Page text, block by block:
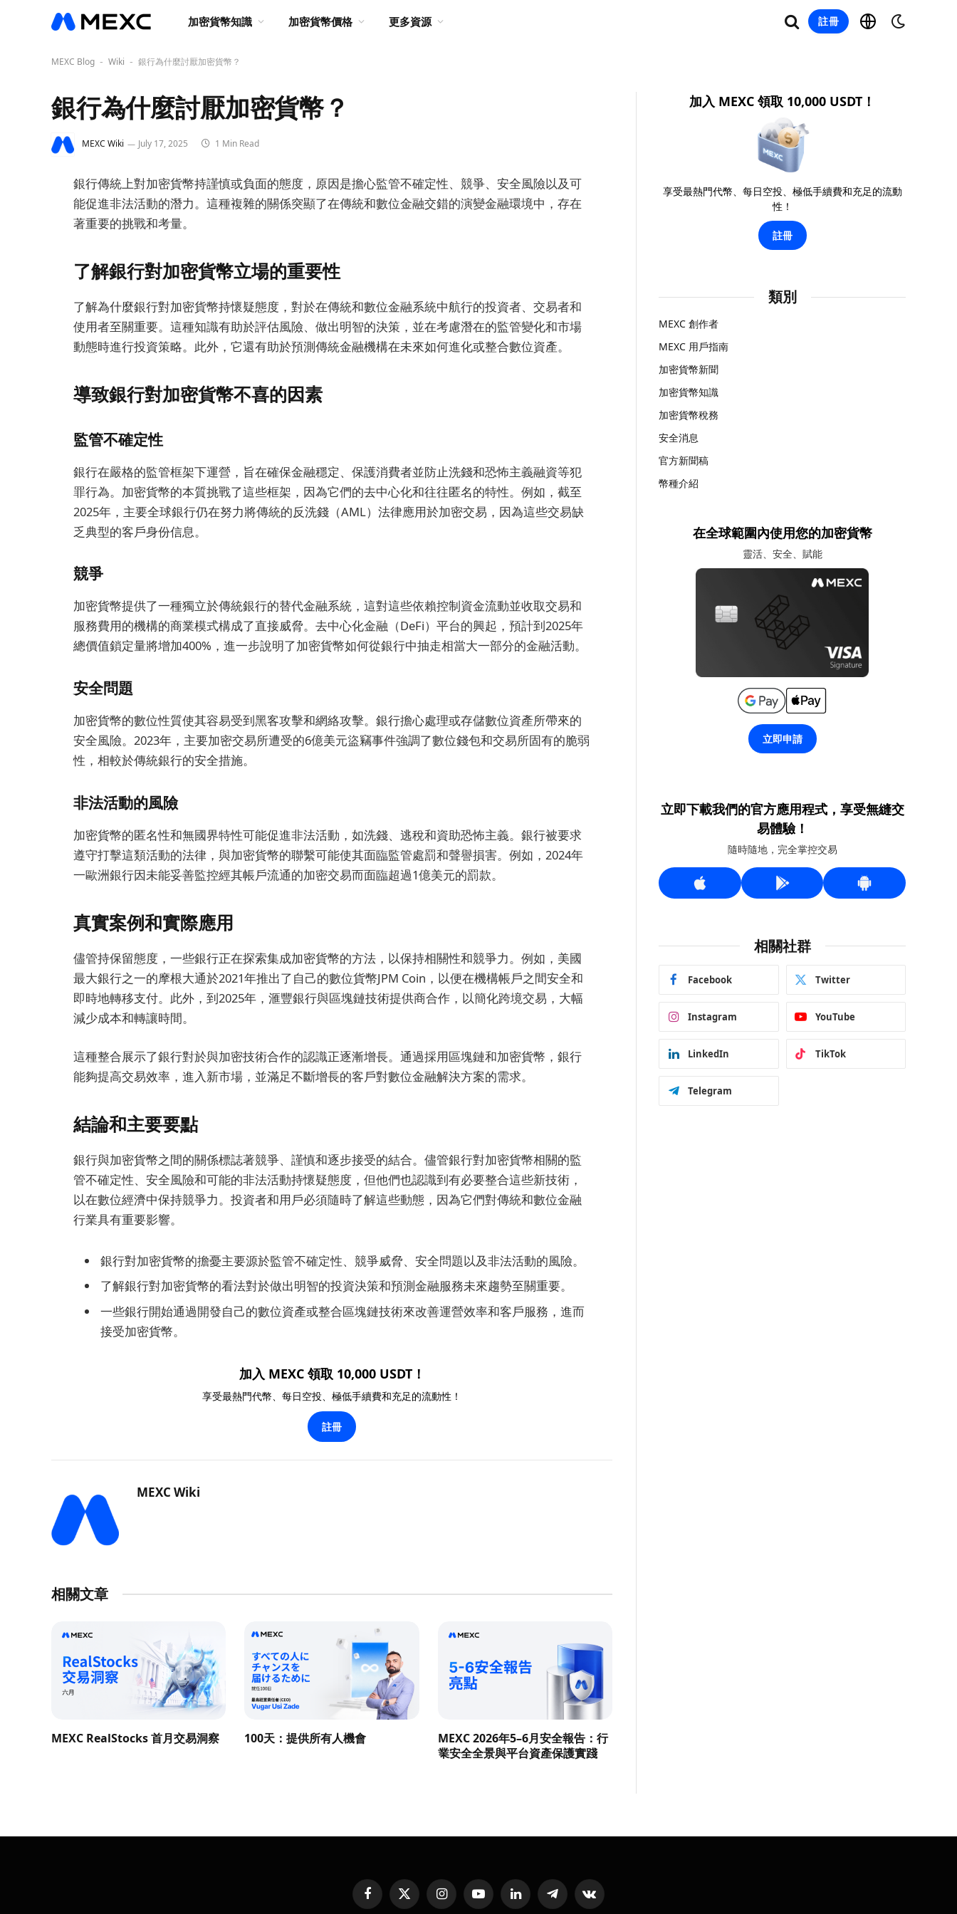
加密貨幣知識 加密貨幣價格 更多資源 註冊
MEXC Blog - Wiki - 銀行為什麼討厭加密貨幣？
銀行為什麼討厭加密貨幣？
MEXC Wiki July 17, 2025 1 Min Read
銀行傳統上對加密貨幣持謹慎或負面的態度，原因是擔心監管不確定性、競爭、安全風險以及可
能促進非法活動的潛力。這種複雜的關係突顯了在傳統和數位金融交錯的演變金融環境中，存在
著重要的挑戰和考量。
了解銀行對加密貨幣立場的重要性
了解為什麼銀行對加密貨幣持懷疑態度，對於在傳統和數位金融系統中航行的投資者、交易者和
使用者至關重要。這種知識有助於評估風險、做出明智的決策，並在考慮潛在的監管變化和市場
動態時進行投資策略。此外，它還有助於預測傳統金融機構在未來如何進化或整合數位資產。
導致銀行對加密貨幣不喜的因素
監管不確定性
銀行在嚴格的監管框架下運營，旨在確保金融穩定、保護消費者並防止洗錢和恐怖主義融資等犯
罪行為。加密貨幣的本質挑戰了這些框架，因為它們的去中心化和往往匿名的特性。例如，截至
2025年，主要全球銀行仍在努力將傳統的反洗錢（AML）法律應用於加密交易，因為這些交易缺
乏典型的客戶身份信息。
競爭
加密貨幣提供了一種獨立於傳統銀行的替代金融系統，這對這些依賴控制資金流動並收取交易和
服務費用的機構的商業模式構成了直接威脅。去中心化金融（DeFi）平台的興起，預計到2025年
總價值鎖定量將增加400%，進一步說明了加密貨幣如何從銀行中抽走相當大一部分的金融活動。
安全問題
加密貨幣的數位性質使其容易受到黑客攻擊和網絡攻擊。銀行擔心處理或存儲數位資產所帶來的
安全風險。2023年，主要加密交易所遭受的6億美元盜竊事件強調了數位錢包和交易所固有的脆弱
性，相較於傳統銀行的安全措施。
非法活動的風險
加密貨幣的匿名性和無國界特性可能促進非法活動，如洗錢、逃稅和資助恐怖主義。銀行被要求
遵守打擊這類活動的法律，與加密貨幣的聯繫可能使其面臨監管處罰和聲譽損害。例如，2024年
一歐洲銀行因未能妥善監控經其帳戶流通的加密交易而面臨超過1億美元的罰款。
真實案例和實際應用
儘管持保留態度，一些銀行正在探索集成加密貨幣的方法，以保持相關性和競爭力。例如，美國
最大銀行之一的摩根大通於2021年推出了自己的數位貨幣JPM Coin，以便在機構帳戶之間安全和
即時地轉移支付。此外，到2025年，滙豐銀行與區塊鏈技術提供商合作，以簡化跨境交易，大幅
減少成本和轉讓時間。
這種整合展示了銀行對於與加密技術合作的認識正逐漸增長。通過採用區塊鏈和加密貨幣，銀行
能夠提高交易效率，進入新市場，並滿足不斷增長的客戶對數位金融解決方案的需求。
結論和主要要點
銀行與加密貨幣之間的關係標誌著競爭、謹慎和逐步接受的結合。儘管銀行對加密貨幣相關的監
管不確定性、安全風險和可能的非法活動持懷疑態度，但他們也認識到有必要整合這些新技術，
以在數位經濟中保持競爭力。投資者和用戶必須隨時了解這些動態，因為它們對傳統和數位金融
行業具有重要影響。
銀行對加密貨幣的擔憂主要源於監管不確定性、競爭威脅、安全問題以及非法活動的風險。
了解銀行對加密貨幣的看法對於做出明智的投資決策和預測金融服務未來趨勢至關重要。
一些銀行開始通過開發自己的數位資產或整合區塊鏈技術來改善運營效率和客戶服務，進而
接受加密貨幣。
加入 MEXC 領取 10,000 USDT！
享受最熱門代幣、每日空投、極低手續費和充足的流動性！
註冊
MEXC Wiki
相關文章
MEXC RealStocks 首月交易洞察 100天：提供所有人機會
MEXC 2026年5–6月安全報告：行
業安全全景與平台資產保護實踐
加入 MEXC 領取 10,000 USDT！
享受最熱門代幣、每日空投、極低手續費和充足的流動
性！
註冊
類別
MEXC 創作者
MEXC 用戶指南
加密貨幣新聞
加密貨幣知識
加密貨幣稅務
安全消息
官方新聞稿
幣種介紹
在全球範圍內使用您的加密貨幣
靈活、安全、賦能
立即申請
立即下載我們的官方應用程式，享受無縫交
易體驗！
隨時隨地，完全掌控交易
相關社群
Facebook Twitter
Instagram YouTube
LinkedIn TikTok
Telegram
FacebookX
InstagramYouTubeLinkedInTelegramVKontakte